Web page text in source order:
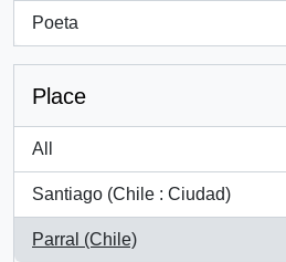
Poeta
, 1 results
Place
All
Santiago (Chile : Ciudad)
, 1 results
Parral (Chile)
, 1 results